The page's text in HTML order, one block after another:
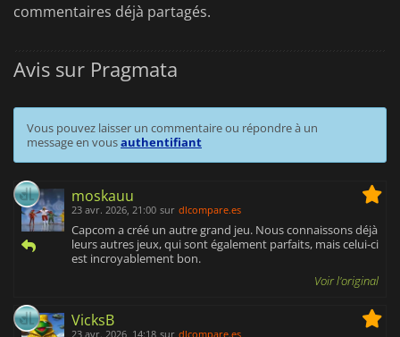
commentaires déjà partagés.
Avis sur Pragmata
Vous pouvez laisser un commentaire ou répondre à un
message en vousauthentifiant
moskauu
23 avr. 2026, 21:00 sur dlcompare.es
Capcom a créé un autre grand jeu. Nous connaissons déjà
leurs autres jeux, qui sont également parfaits, mais celui-ci
est incroyablement bon.
Voir l'original
VicksB
23 avr. 2026, 14:18 sur dlcompare.es